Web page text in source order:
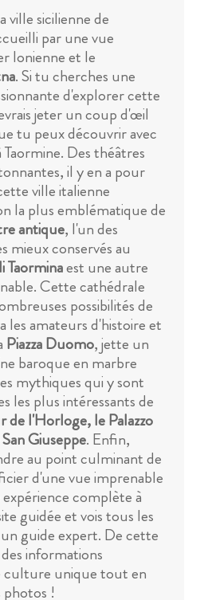
ville sicilienne de
par une vue
Ionienne et le
. Si tu cherches une
d'explorer cette
jeter un coup d'œil
tu peux découvrir avec
Des théâtres
il y en a pour
ville italienne
la plus emblématique de
antique, l'un des
mieux conservés au
Taorminaest une autre
Cette cathédrale
possibilités de
les amateurs d'histoire et
Piazza Duomo, jette un
baroque en marbre
mythiques qui y sont
les plus intéressants de
de l'Horloge, le Palazzo
Giuseppe. Enfin,
au point culminant de
d'une vue imprenable
complète à
guidée et vois tous les
guide expert. De cette
informations
culture unique tout en
!